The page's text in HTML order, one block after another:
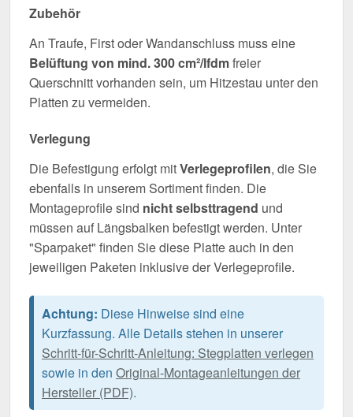
Zubehör
An Traufe, First oder Wandanschluss muss eine
Belüftung von mind. 300 cm²/lfdmfreier
Querschnitt vorhanden sein, um Hitzestau unter den
Platten zu vermeiden.
Verlegung
Die Befestigung erfolgt mitVerlegeprofilen, die Sie
ebenfalls in unserem Sortiment finden. Die
Montageprofile sind nicht selbsttragend und
müssen auf Längsbalken befestigt werden. Unter
"Sparpaket" finden Sie diese Platte auch in den
jeweiligen Paketen inklusive der Verlegeprofile.
Achtung: Diese Hinweise sind eine
Kurzfassung. Alle Details stehen in unserer
Schritt-für-Schritt-Anleitung: Stegplatten verlegen
sowie in den Original-Montageanleitungen der
Hersteller (PDF).